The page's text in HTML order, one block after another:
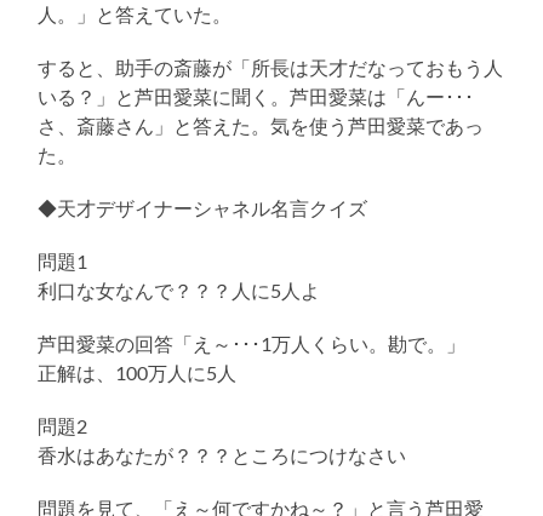
人。」と答えていた。
すると、助手の斎藤が「所長は天才だなっておもう人
いる？」と芦田愛菜に聞く。芦田愛菜は「んー･･･
さ、斎藤さん」と答えた。気を使う芦田愛菜であっ
た。
◆天才デザイナーシャネル名言クイズ
問題1
利口な女なんで？？？人に5人よ
芦田愛菜の回答「え～･･･1万人くらい。勘で。」
正解は、100万人に5人
問題2
香水はあなたが？？？ところにつけなさい
問題を見て、「え～何ですかね～？」と言う芦田愛